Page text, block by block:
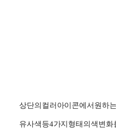
상단의 컬러 아이콘에서 원하는
유사색등4가지 형태의색변화